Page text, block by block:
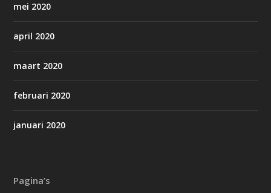
mei 2020
april 2020
maart 2020
februari 2020
januari 2020
Pagina’s